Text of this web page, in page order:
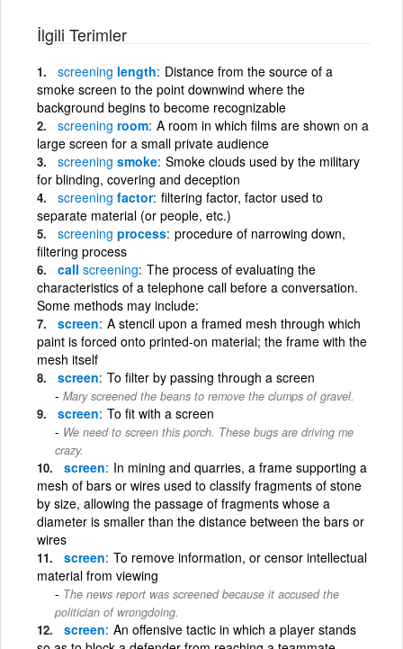
İlgili Terimler
screening length Distance from the source of a
smoke screen to the point downwind where the
background begins to become recognizable
screening room A room in which films are shown on a
large screen for a small private audience
screening smoke Smoke clouds used by the military
for blinding, covering and deception
screening factor filtering factor, factor used to
separate material (or people, etc.)
screening process procedure of narrowing down,
filtering process
call screening The process of evaluating the
characteristics of a telephone call before a conversation.
Some methods may include:
screen A stencil upon a framed mesh through which
paint is forced onto printed-on material; the frame with the
mesh itself
screen To filter by passing through a screen
Mary screened the beans to remove the clumps of gravel.
screen To fit with a screen
We need to screen this porch. These bugs are driving me
crazy.
screen In mining and quarries, a frame supporting a
mesh of bars or wires used to classify fragments of stone
by size, allowing the passage of fragments whose a
diameter is smaller than the distance between the bars or
wires
screen To remove information, or censor intellectual
material from viewing
The news report was screened because it accused the
politician of wrongdoing.
screen An offensive tactic in which a player stands